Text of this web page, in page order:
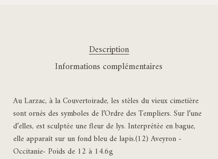
Description
Informations complémentaires
Au Larzac, à la Couvertoirade, les stèles du vieux cimetière
sont ornés des symboles de l’Ordre des Templiers. Sur l’une
d’elles, est sculptée une fleur de lys. Interprétée en bague,
elle apparaît sur un fond bleu de lapis.(12) Aveyron -
Occitanie- Poids de 12 à 14.6g